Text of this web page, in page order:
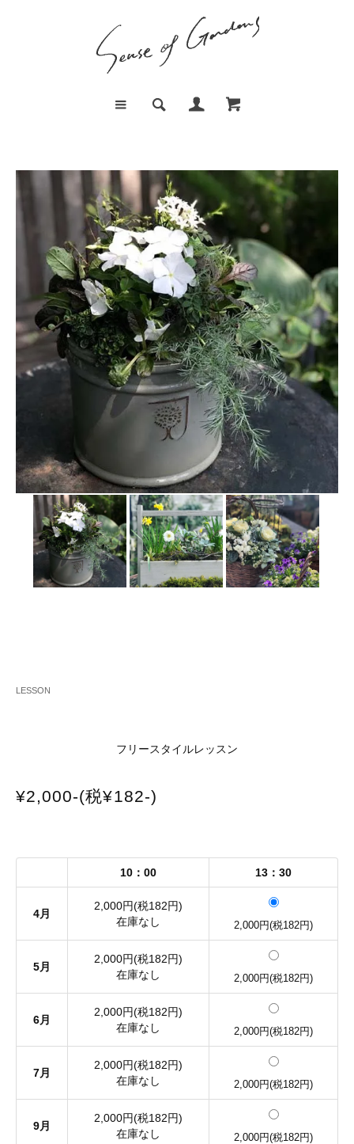
LESSON
フリースタイルレッスン
¥2,000-(税¥182-)
10：00 13：30
4月
2,000円(税182円)
在庫なし
2,000円(税182円)
5月
2,000円(税182円)
在庫なし
2,000円(税182円)
6月
2,000円(税182円)
在庫なし
2,000円(税182円)
7月
2,000円(税182円)
在庫なし
2,000円(税182円)
9月
2,000円(税182円)
在庫なし
2,000円(税182円)